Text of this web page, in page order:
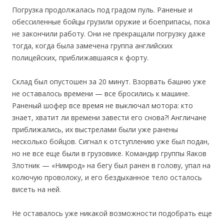
Погрузка продолжалась под градом пуль. Раненые и
обессиленные бойцы грузили оружие и боеприпасы, пока
не закончили работу. Они не прекращали погрузку даже
тогда, когда была замечена группа английских
полицейских, приближавшаяся к форту.
Склад был опустошен за 20 минут. Взорвать башню уже
не оставалось времени — все бросились к машине.
Раненый шофер все время не выключал мотора: кто
знает, хватит ли времени завести его снова?! Англичане
приближались, их выстрелами были уже ранены
несколько бойцов. Сигнал к отступлению уже был подан,
но не все еще были в грузовике. Командир группы Яаков
Злотник — «Нимрод» на бегу был ранен в голову, упал на
колючую проволоку, и его бездыханное тело осталось
висеть на ней.
Не оставалось уже никакой возможности подобрать еще